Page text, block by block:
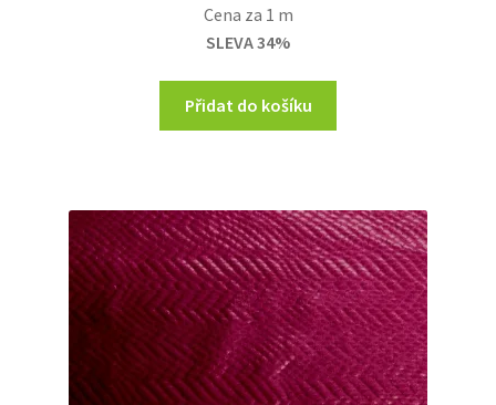
was:
150,00 Kč.
Cena za 1 m
SLEVA 34%
Přidat do košíku